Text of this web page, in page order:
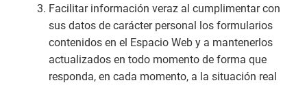
Facilitar información veraz al cumplimentar con
sus datos de carácter personal los formularios
contenidos en el Espacio Web y a mantenerlos
actualizados en todo momento de forma que
responda, en cada momento, a la situación real